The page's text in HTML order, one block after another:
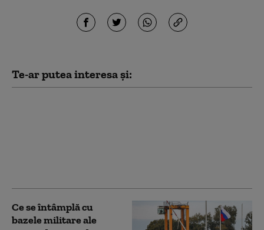
Te-ar putea interesa și:
Ce se întâmplă cu
bazele militare ale